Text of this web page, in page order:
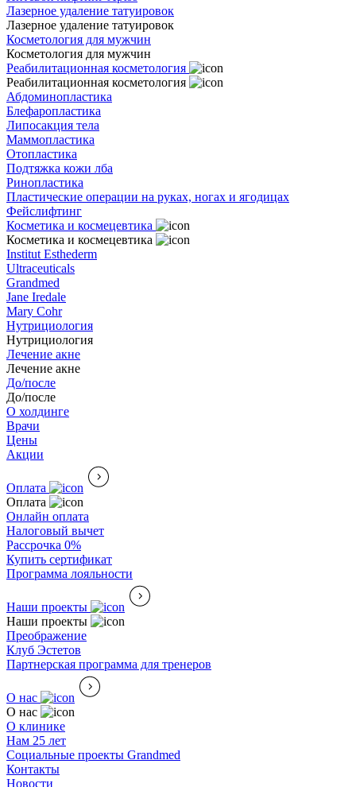
Лазерное удаление татуировок
Лазерное удаление татуировок
Косметология для мужчин
Косметология для мужчин
Реабилитационная косметология
Реабилитационная косметология
Абдоминопластика
Блефаропластика
Липосакция тела
Маммопластика
Отопластика
Подтяжка кожи лба
Ринопластика
Пластические операции на руках, ногах и ягодицах
Фейслифтинг
Косметика и космецевтика
Косметика и космецевтика
Institut Esthederm
Ultraceuticals
Grandmed
Jane Iredale
Mary Cohr
Нутрициология
Нутрициология
Лечение акне
Лечение акне
До/после
До/после
О холдинге
Врачи
Цены
Акции
Оплата
Оплата
Онлайн оплата
Налоговый вычет
Рассрочка 0%
Купить сертификат
Программа лояльности
Наши проекты
Наши проекты
Преображение
Клуб Эстетов
Партнерская программа для тренеров
О нас
О нас
О клинике
Нам 25 лет
Социальные проекты Grandmed
Контакты
Новости